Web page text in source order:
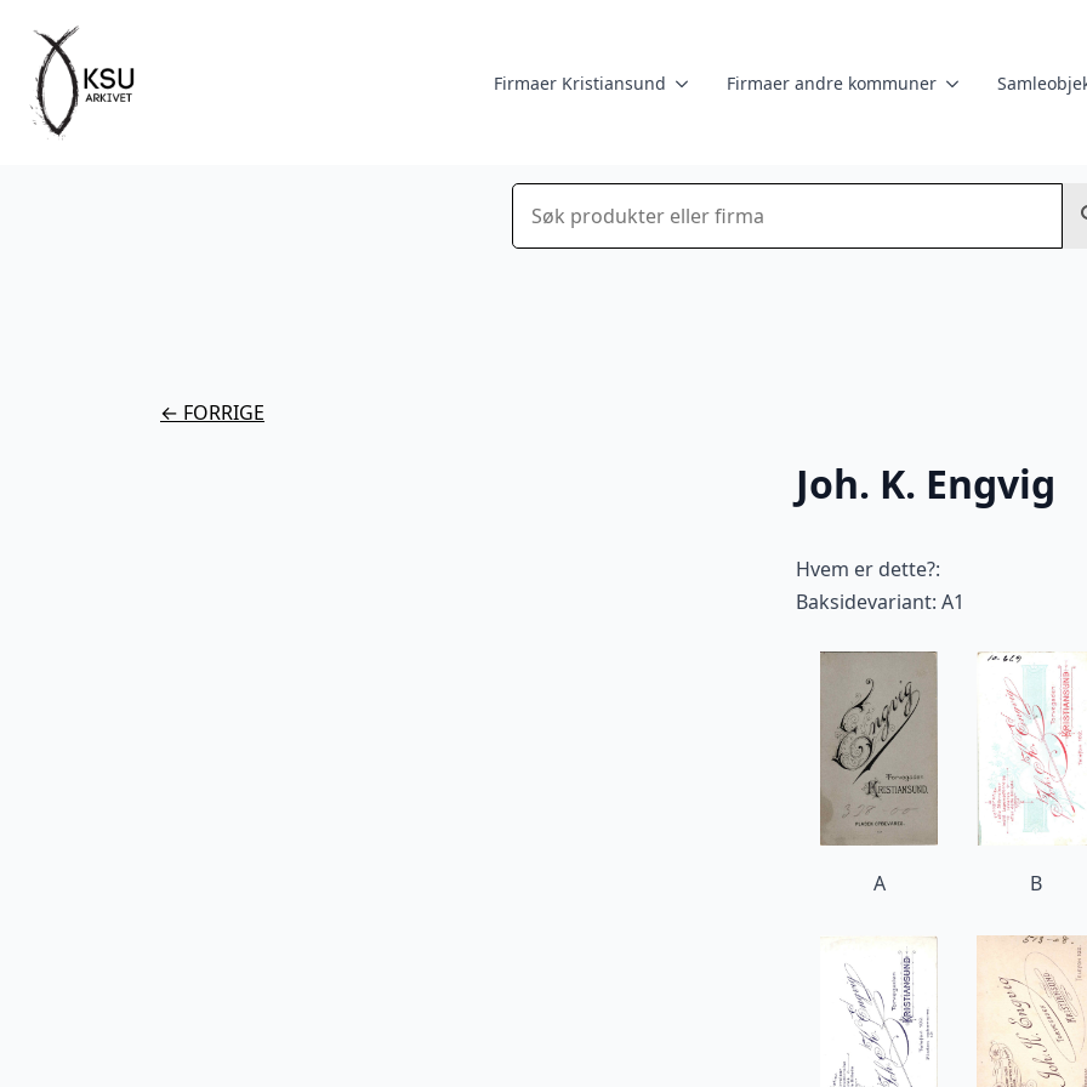
Firmaer Kristiansund Firmaer andre kommuner
Søk
← FORRIGE
Joh. K. Engvig
Hvem er dette?:
Baksidevariant: A1
A B